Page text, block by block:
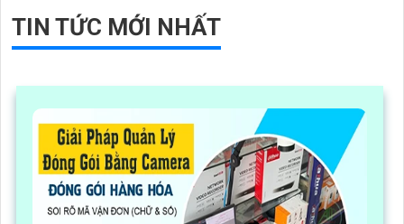
TIN TỨC MỚI NHẤT